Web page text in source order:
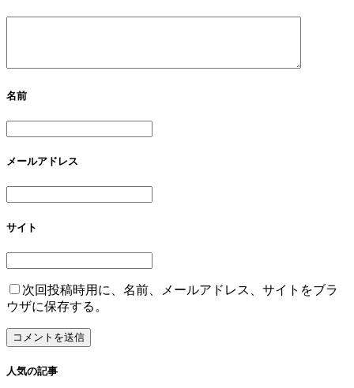
名前
メールアドレス
サイト
次回投稿時用に、名前、メールアドレス、サイトをブラ
ウザに保存する。
人気の記事